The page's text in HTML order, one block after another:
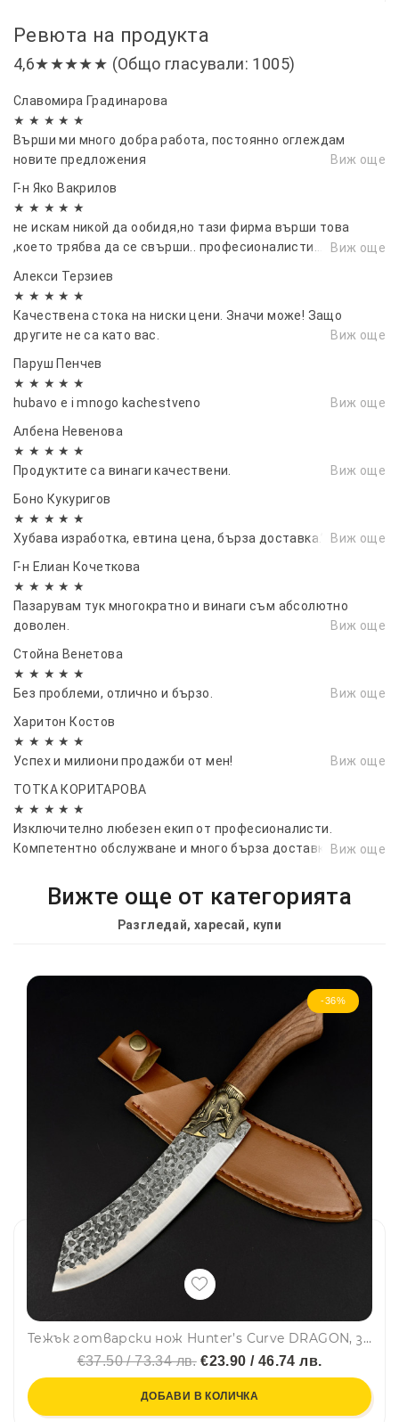
Ревюта на продукта
4,6★★★★★ (Общо гласували: 1005)
Славомира Градинарова
★ ★ ★ ★ ★
Върши ми много добра работа, постоянно оглеждам
новите предложения
Виж още
Г-н Яко Вакрилов
★ ★ ★ ★ ★
не искам никой да ообидя,но тази фирма върши това
,което трябва да се свърши.. професионалисти...
радвам че ви има..10/10...
Виж още
Алекси Терзиев
★ ★ ★ ★ ★
Качествена стока на ниски цени. Значи може! Защо
другите не са като вас.
Виж още
Паруш Пенчев
★ ★ ★ ★ ★
hubavo e i mnogo kachestveno
Виж още
Албена Невенова
★ ★ ★ ★ ★
Продуктите са винаги качествени.
Виж още
Боно Кукуригов
★ ★ ★ ★ ★
Хубава изработка, евтина цена, бърза доставка.”
Виж още
Г-н Елиан Кочеткова
★ ★ ★ ★ ★
Пазарувам тук многократно и винаги съм абсолютно
доволен.
Виж още
Стойна Венетова
★ ★ ★ ★ ★
Без проблеми, отлично и бързо.
Виж още
Харитон Костов
★ ★ ★ ★ ★
Успех и милиони продажби от мен!
Виж още
ТОТКА КОРИТАРОВА
★ ★ ★ ★ ★
Изключително любезен екип от професионалисти.
Компетентно обслужване и много бърза доставка! За
кажа,ЧЕ СТЕ ЛЮБИМИЯТ МИ МАГАЗИН
Виж още
Вижте още от категорията
Разгледай, харесай, купи
-36%
Тежък готварски нож Hunter’s Curve DRAGON, за разфасоване, стомана 5Cr13Mov, дръжка розово дърво и месингов DRAGON гард
€37.50 / 73.34 лв.€23.90 / 46.74 лв.
ДОБАВИ В КОЛИЧКА